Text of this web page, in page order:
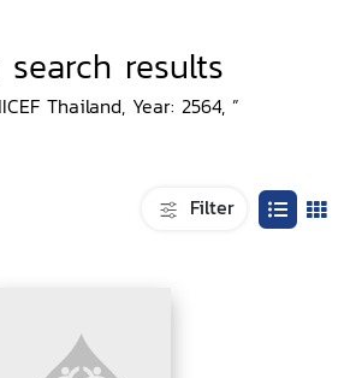
results
Thailand, Year: 2564, ”
Filter